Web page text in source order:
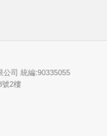
公司 統編:90335055
號2樓